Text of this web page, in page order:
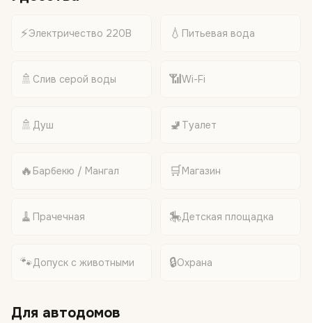
⚡Электричество 220В 💧 Питьевая вода
🚿 Слив серой воды 📶Wi-Fi
🚿 Душ 🚽 Туалет
🔥 Барбекю / Мангал 🛒Магазин
🧹 Прачечная 🎠Детская площадка
🐾Допуск с животными 🔒Охрана
Для автодомов